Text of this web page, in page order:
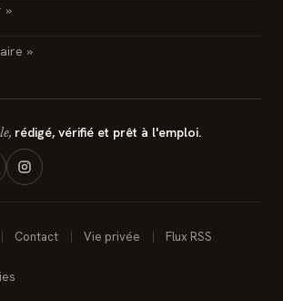
»
»
rédigé, vérifié et prêt à l'emploi.
Contact Vie privée Flux RSS